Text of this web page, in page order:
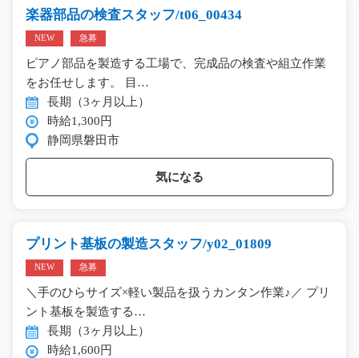
楽器部品の検査スタッフ/t06_00434
NEW 急募
ピアノ部品を製造する工場で、完成品の検査や組立作業
をお任せします。 目…
長期（3ヶ月以上）
時給1,300円
静岡県磐田市
気になる
プリント基板の製造スタッフ/y02_01809
NEW 急募
＼手のひらサイズ×軽い製品を扱うカンタン作業♪／ プリ
ント基板を製造する…
長期（3ヶ月以上）
時給1,600円